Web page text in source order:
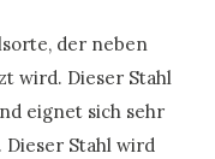
der neben
wird. Dieser Stahl
eignet sich sehr
Stahl wird